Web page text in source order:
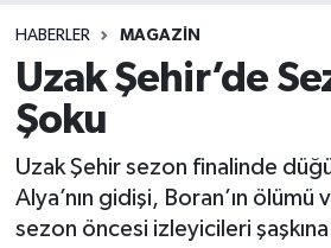
HABERLER MAGAZİN
Uzak Şehir’de
Şoku
Uzak Şehir sezon finalinde
Alya’nın gidişi, Boran’ın ölümü
sezon öncesi izleyicileri
SPOR
RESMİ İLANLAR
Son Dakika Haberleri
Haber Arşivi